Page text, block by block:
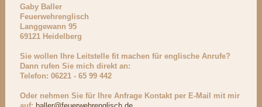
Gaby Baller
Feuerwehrenglisch
Langgewann 95
69121 Heidelberg
Sie wollen Ihre Leitstelle fit machen für englische Anrufe?
Dann rufen Sie mich direkt an:
Telefon: 06221 - 65 99 442
Oder nehmen Sie für Ihre Anfrage Kontakt per E-Mail mit mir